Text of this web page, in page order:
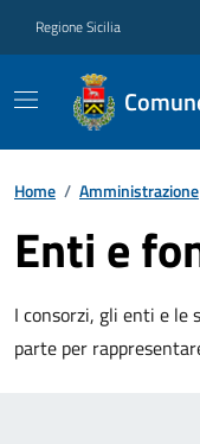
Regione Sicilia
Home / Amministrazione
Enti e
I consorzi, gli enti e le
parte per